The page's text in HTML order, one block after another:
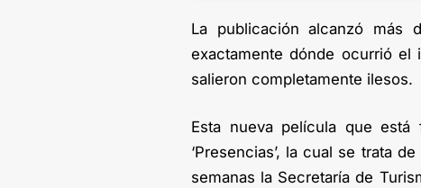
La publicación alcanzó más
exactamente dónde ocurrió el
salieron completamente ilesos.
Esta nueva película que está
‘Presencias’, la cual se trata
semanas la Secretaría de